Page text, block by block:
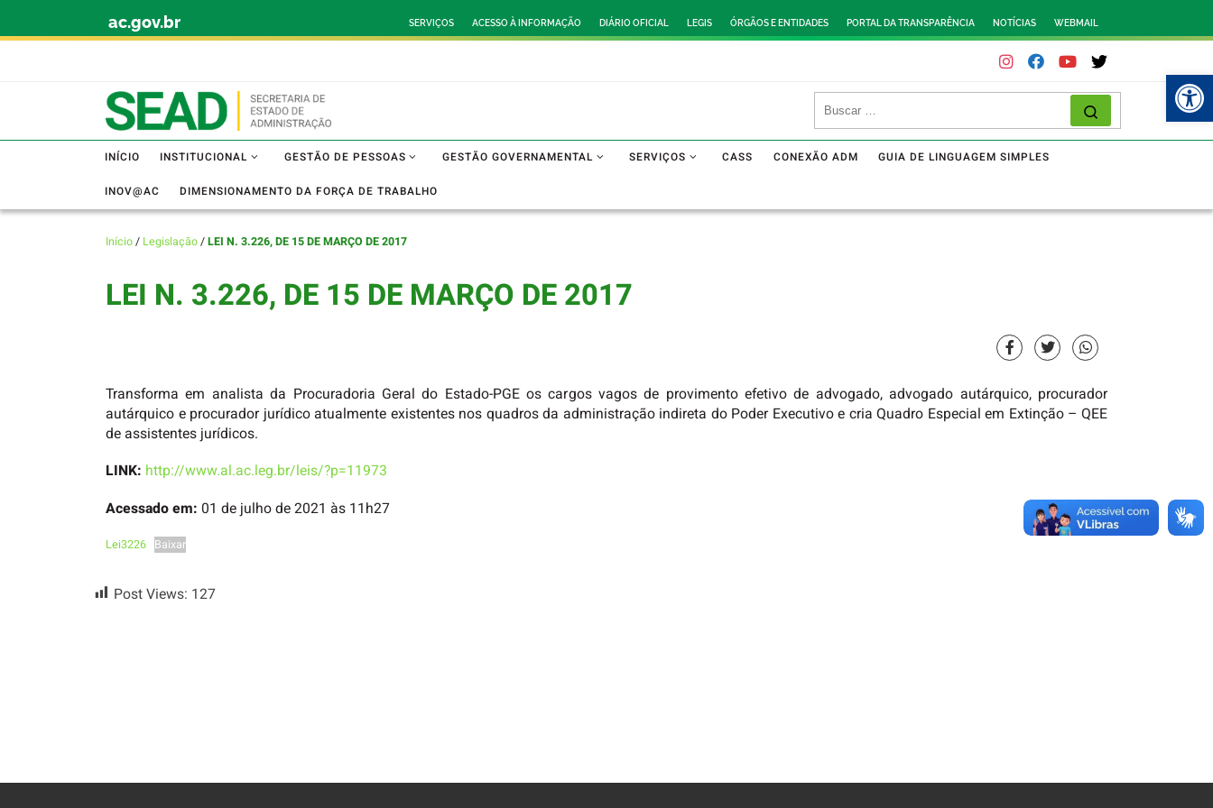
ac.gov.br SERVIÇOS ACESSO À INFORMAÇÃO DIÁRIO OFICIAL LEGIS ÓRGÃOS E ENTIDADES PORTAL DA TRANSPARÊNCIA NOTÍCIAS WEBMAIL
INÍCIO INSTITUCIONAL GESTÃO DE PESSOAS GESTÃO GOVERNAMENTAL SERVIÇOS CASS CONEXÃO ADM GUIA DE LINGUAGEM SIMPLES
INOV@AC DIMENSIONAMENTO DA FORÇA DE TRABALHO
Início/ Legislação/LEI N. 3.226, DE 15 DE MARÇO DE 2017
LEI N. 3.226, DE 15 DE MARÇO DE 2017
Transforma em analista da Procuradoria Geral do Estado-PGE os cargos vagos de provimento efetivo de advogado, advogado autárquico, procurador
autárquico e procurador jurídico atualmente existentes nos quadros da administração indireta do Poder Executivo e cria Quadro Especial em Extinção – QEE
de assistentes jurídicos.
LINK: http://www.al.ac.leg.br/leis/?p=11973
Acessado em: 01 de julho de 2021 às 11h27
Lei3226 Baixar
Post Views: 127